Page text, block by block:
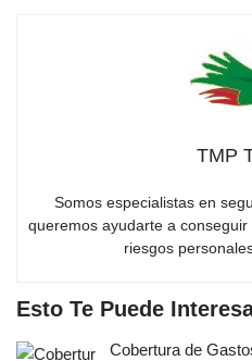
TMP
Somos especialistas en
queremos ayudarte a
riesgos
Esto Te Puede
Cobertura de